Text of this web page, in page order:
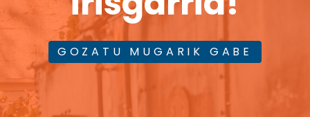
GOZATU MUGARIK GABE